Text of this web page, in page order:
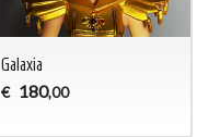
Galaxia
€ 180,00